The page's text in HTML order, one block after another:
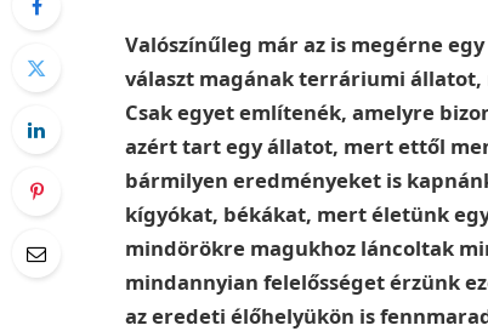
Valószínűleg már az is megérne
választ magának terráriumi állatot,
Csak egyet említenék, amelyre
azért tart egy állatot, mert ettől
bármilyen eredményeket is
kígyókat, békákat, mert életünk
mindörökre magukhoz láncoltak
mindannyian felelősséget érzünk
az eredeti élőhelyükön is